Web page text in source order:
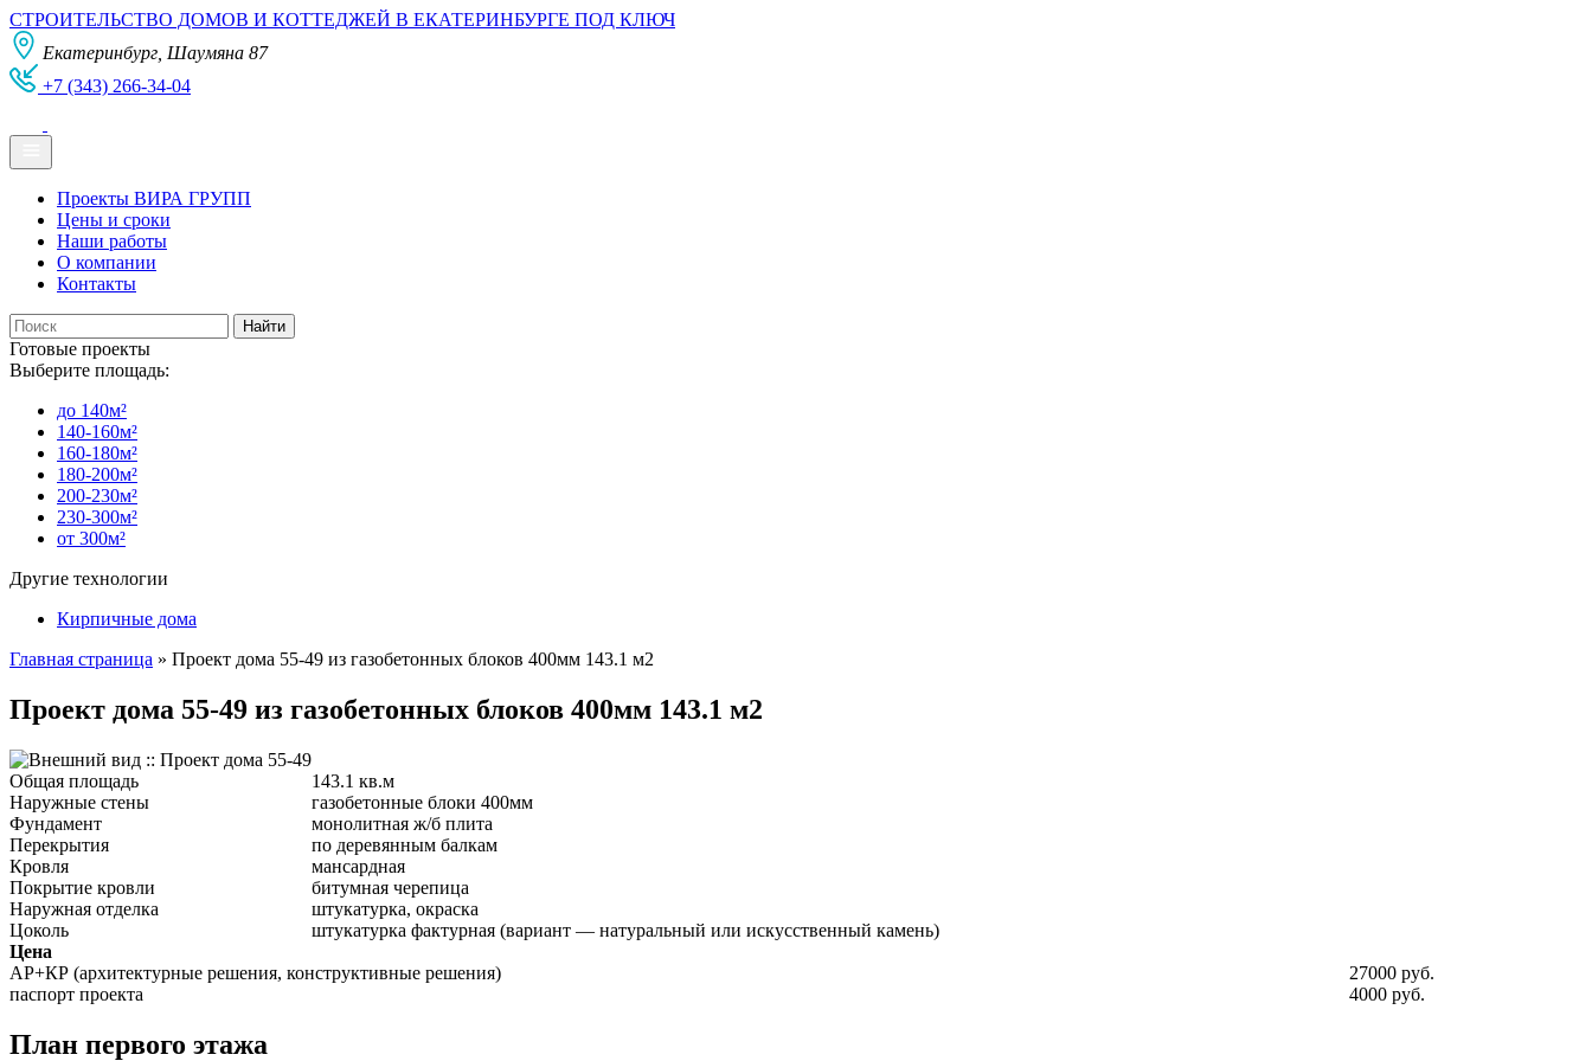
СТРОИТЕЛЬСТВО ДОМОВ И КОТТЕДЖЕЙ В ЕКАТЕРИНБУРГЕ ПОД КЛЮЧ
Екатеринбург, Шаумяна 87
+7 (343) 266-34-04
Проекты ВИРА ГРУПП
Цены и сроки
Наши работы
О компании
Контакты
Готовые проекты
Выберите площадь:
до 140м²
140-160м²
160-180м²
180-200м²
200-230м²
230-300м²
от 300м²
Другие технологии
Кирпичные дома
Главная страница » Проект дома 55-49 из газобетонных блоков 400мм 143.1 м2
Проект дома 55-49 из газобетонных блоков 400мм 143.1 м2
Общая площадь
143.1 кв.м
Наружные стены
газобетонные блоки 400мм
Фундамент
монолитная ж/б плита
Перекрытия
по деревянным балкам
Кровля
мансардная
Покрытие кровли
битумная черепица
Наружная отделка
штукатурка, окраска
Цоколь
штукатурка фактурная (вариант — натуральный или искусственный камень)
Цена
АР+КР (архитектурные решения, конструктивные решения)
27000 руб.
паспорт проекта
4000 руб.
План первого этажа